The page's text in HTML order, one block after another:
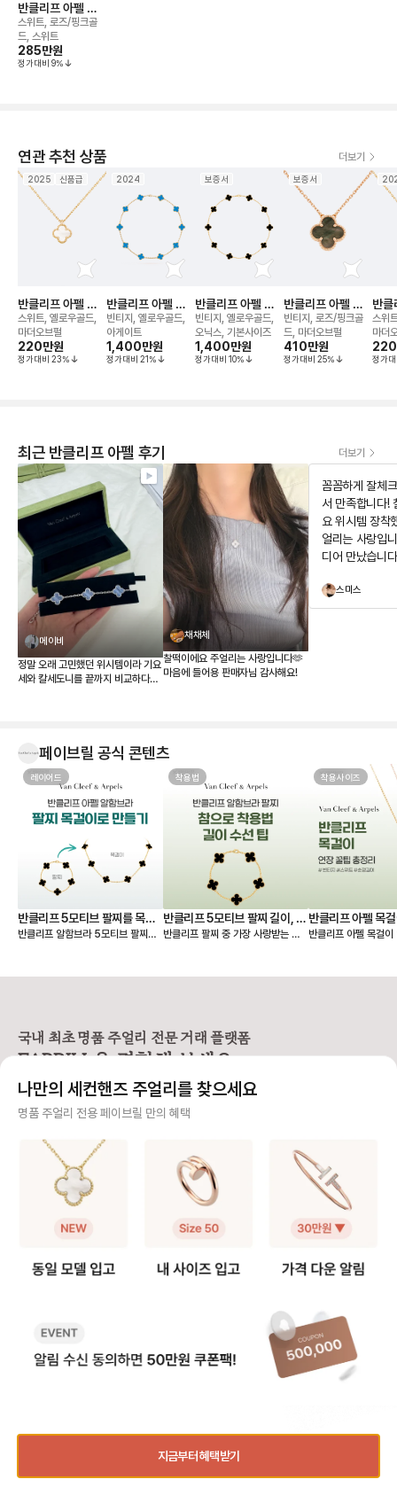
반클리프 아펠 알
함브라 해머드 네
크리스
스위트, 로즈/핑크골
드, 스위트
285만원
정가대비 9%
연관 추천 상품 더보기
2025 신품급
반클리프 아펠 알
함브라 네크리스
스위트, 옐로우골드,
마더오브펄
220만원
정가대비 23%
2024
반클리프 아펠 알
함브라 10모티브
네크리스
빈티지, 옐로우골드,
아게이트
1,400만원
정가대비 21%
보증서
반클리프 아펠 알
함브라 10모티브
네크리스
빈티지, 옐로우골드,
오닉스, 기본사이즈
1,400만원
정가대비 10%
보증서
반클리프 아펠 알
함브라 그레이 마
더오브펄 네크리스
빈티지, 로즈/핑크골
드, 마더오브펄
410만원
정가대비 25%
반클
함브
스위
마더
220
정가
최근 반클리프 아펠 후기 더보기
메이비
정말 오래 고민했던 위시템이라 기요
세와 칼세도니를 끝까지 비교하다가
템’이라고 하는지 알 것 같습니다 💎
무엇보다 페이브릴에서 여러 매물을
한 번에 비교할 수 있어서 연식, 컨디
션, 구성품, 가격까지 꼼꼼하게 따져
보고 가장 마음에 드는 제품을 선택
할 수 있었던 점이 좋았습니다. 좋은
첫 반클리프를 기분 좋게 들이게 되
었네요. 오래오래 아껴 차겠습니다!
채채체
찰떡이에요 주얼리는 사랑입니다🫶
마음에 들어용 판매자님 감사해요!
꼼꼼하게 잘체
서 만족합니다!
요 위시템 장착
얼리는 사랑입
디어 만났습니
뻐요스미스
페이브릴 공식 콘텐츠
레이어드
반클리프 5모티브 팔찌를 목걸
이로 만들기 - 실착비교, 연장체
반클리프 알함브라 5모티브 팔찌를
10모티브 목걸이가 하나 더 생긴 기
프 팔찌를 목걸이로 바꾸는 방법
1️⃣ 6모티브 목걸이 반클리프 알함브
팔찌 + 알함브라 빈티지 목걸이) -
팔찌 고리를 → 목걸이 클로버 쪽에
걸어주세요. - 목걸이 고리를 → 팔
인으로 5모티브 목걸이 - 연장체인
을 별도로 구매, 팔찌에 연결하여 목
걸이로 활용해요. 반클리프 5모티브
연장체인 등으로 키워드 검색해보시
면 구매 가능한 체인들을 별도 구매
상까지 맞춤으로 가능하니 원하는 스
착용법
반클리프 5모티브 팔찌 길이, 착
용팁-참으로 착용 vs 길이 수선
반클리프 팔찌 중 가장 사랑받는 제
닉스 모델 등 매장 구매 시 웨이팅 디
즈를 선택할 수 없고 총 길이 19cm
로 스펙이 동일해요. 손목이 얇은 분
요, 저 역시 오닉스 5모티브 팔찌를
😉 [반클리프 알함브라 5모티브 팔
· 클로버 안쪽에 잠금 고리를 걸어 참
처럼 연출하는 방법 · 클로버가 찰랑
거려 매력적이고 길이 수선이 필요
없음 · 다만, 혼자 착용하거나 뺄 때
조금 불편 2️⃣ AS로 길이 수선하기 ·
이는 방법 · 클로버 간격이 좁아져 손
가능 · 보통은 참으로 착용하다가 불
편하면 수선하는 경우가 많음 💁‍♀️ 길
기간: 보증서 기준 1년 이내 무상 1회
/ 이후 20~30만원 비용 발생 · 소요
시간: 공식 안내는 약 4주이나, 대부
분 일주일 내외로 받는다는 후기가
많음 · 추가 팁: 줄인 체인은 돌려받을
추천 👉 3cm 줄이기 ✔️손목 15c
착용사이즈
반클리프 아펠 목
총정리
반클리프 아펠 목걸
해 드릴 거예요 ✨ 그중에서도 특히
티브를 기준으로 양
크기가 작아 2·3cm
호되는 편이에요! 특히 빈티지는 4
cm, 스위트는 2cm
고리를 활용해 순정
이에요. 인기 모델인 빈티지 알함브
인의 길이는 42cm
연장을 하게 되면 42cm와 46cm
기간 - 구매 후 1년 이내, 최대 5c
m 범위 내에서 1회 무료 리사이징이
가능해요. - 평균 수선 소요 기간은
약 2주 정도 소요돼요. 🛍️ 서비스
수 방법 ✔️매장 방문 접수 제품 실물
주 묻는 질문 Q: 이미
국내 최초 명품 주얼리 전문 거래 플랫폼
FABRILL을 경험해 보세요.
사기 걱정 없는 안전 결제
니면 반환해 드려요.
주얼리 전문 이중 검수
주얼리 검수에 특화된 페이브릴 검수팀과 전문 감정사가 컨디션 및 정품 여부를 철저하고 꼼꼼하
게 확인해요.
주얼리 전문 지식을 토대로 사이즈, 가격대 등 주얼리를 거래하며 궁금할 수 있는 내용에 대한 밀
빠르고 확실한 물품 이동 과정
최적화된 검수 시스템으로 빠르고 효율적으로 물품이 이동될 뿐만 아니라, 이동 과정마다 알림톡
및 이미지로 확실하게 안내해 드려요.
나만의 세컨핸즈 주얼리를 찾으세요
명품 주얼리 전용 페이브릴 만의 혜택
지금부터 혜택받기